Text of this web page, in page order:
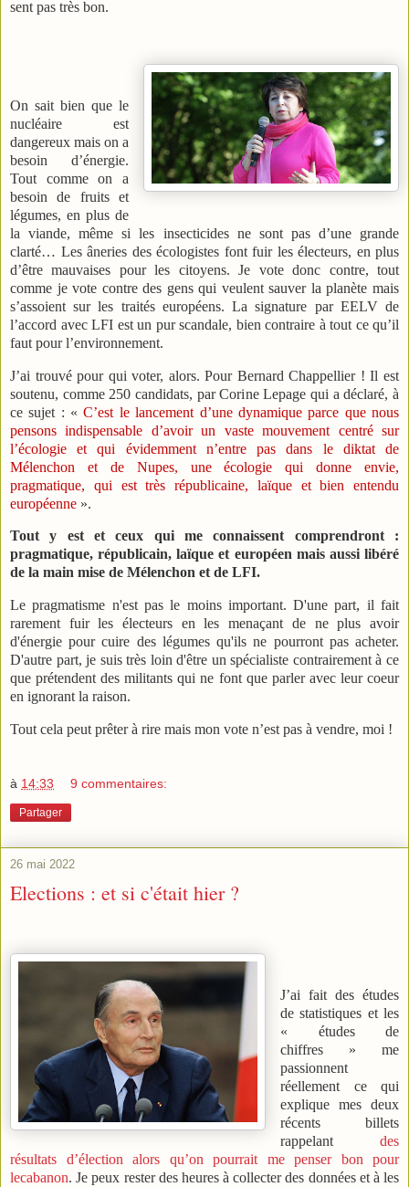
sent pas très bon.
On sait bien que le
nucléaire est
dangereux mais on a
besoin d’énergie.
Tout comme on a
besoin de fruits et
légumes, en plus de
la viande, même si les insecticides ne sont pas d’une grande
clarté… Les âneries des écologistes font fuir les électeurs, en plus
d’être mauvaises pour les citoyens. Je vote donc contre, tout
comme je vote contre des gens qui veulent sauver la planète mais
s’assoient sur les traités européens. La signature par EELV de
l’accord avec LFI est un pur scandale, bien contraire à tout ce qu’il
faut pour l’environnement.
J’ai trouvé pour qui voter, alors. Pour Bernard Chappellier ! Il est
soutenu, comme 250 candidats, par Corine Lepage qui a déclaré, à
ce sujet : « C’est le lancement d’une dynamique parce que nous
pensons indispensable d’avoir un vaste mouvement centré sur
l’écologie et qui évidemment n’entre pas dans le diktat de
Mélenchon et de Nupes, une écologie qui donne envie,
pragmatique, qui est très républicaine, laïque et bien entendu
européenne ».
Tout y est et ceux qui me connaissent comprendront :
pragmatique, républicain, laïque et européen mais aussi libéré
de la main mise de Mélenchon et de LFI.
Le pragmatisme n'est pas le moins important. D'une part, il fait
rarement fuir les électeurs en les menaçant de ne plus avoir
d'énergie pour cuire des légumes qu'ils ne pourront pas acheter.
D'autre part, je suis très loin d'être un spécialiste contrairement à ce
que prétendent des militants qui ne font que parler avec leur coeur
en ignorant la raison.
Tout cela peut prêter à rire mais mon vote n’est pas à vendre, moi !
à 14:33 9 commentaires:
Partager
26 mai 2022
Elections : et si c'était hier ?
J’ai fait des études
de statistiques et les
« études de
chiffres » me
passionnent
réellement ce qui
explique mes deux
récents billets
rappelant des
résultats d’élection alors qu’on pourrait me penser bon pour
lecabanon. Je peux rester des heures à collecter des données et à les